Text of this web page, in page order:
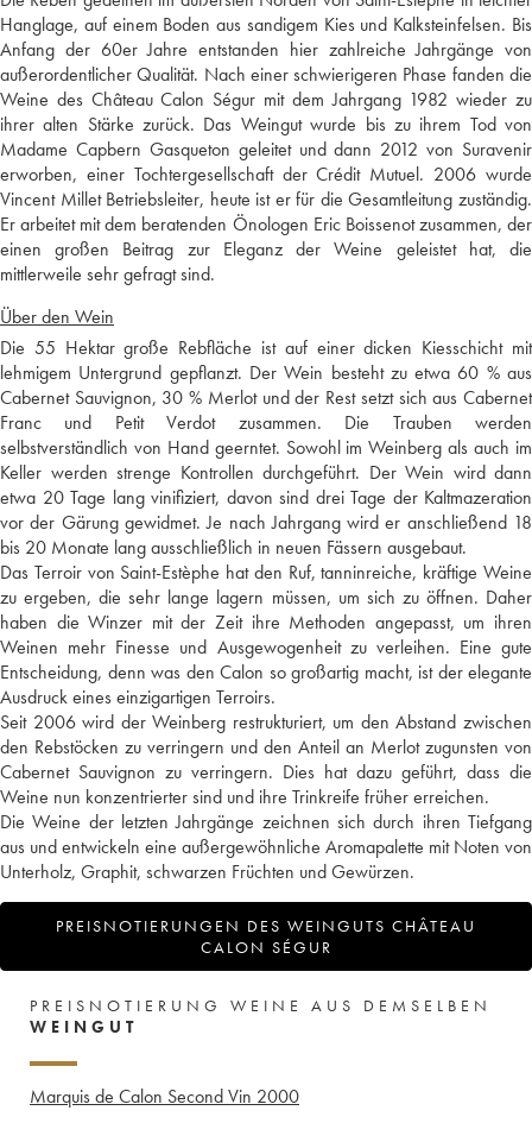
Hanglage, auf einem Boden aus sandigem Kies und Kalksteinfelsen. Bis
Anfang der 60er Jahre entstanden hier zahlreiche Jahrgänge von
außerordentlicher Qualität. Nach einer schwierigeren Phase fanden die
Weine des Château Calon Ségur mit dem Jahrgang 1982 wieder zu
ihrer alten Stärke zurück. Das Weingut wurde bis zu ihrem Tod von
Madame Capbern Gasqueton geleitet und dann 2012 von Suravenir
erworben, einer Tochtergesellschaft der Crédit Mutuel. 2006 wurde
Vincent Millet Betriebsleiter, heute ist er für die Gesamtleitung zuständig.
Er arbeitet mit dem beratenden Önologen Eric Boissenot zusammen, der
einen großen Beitrag zur Eleganz der Weine geleistet hat, die
mittlerweile sehr gefragt sind.
Über den Wein
Die 55 Hektar große Rebfläche ist auf einer dicken Kiesschicht mit
lehmigem Untergrund gepflanzt. Der Wein besteht zu etwa 60 % aus
Cabernet Sauvignon, 30 % Merlot und der Rest setzt sich aus Cabernet
Franc und Petit Verdot zusammen. Die Trauben werden
selbstverständlich von Hand geerntet. Sowohl im Weinberg als auch im
Keller werden strenge Kontrollen durchgeführt. Der Wein wird dann
etwa 20 Tage lang vinifiziert, davon sind drei Tage der Kaltmazeration
vor der Gärung gewidmet. Je nach Jahrgang wird er anschließend 18
bis 20 Monate lang ausschließlich in neuen Fässern ausgebaut.
Das Terroir von Saint-Estèphe hat den Ruf, tanninreiche, kräftige Weine
zu ergeben, die sehr lange lagern müssen, um sich zu öffnen. Daher
haben die Winzer mit der Zeit ihre Methoden angepasst, um ihren
Weinen mehr Finesse und Ausgewogenheit zu verleihen. Eine gute
Entscheidung, denn was den Calon so großartig macht, ist der elegante
Ausdruck eines einzigartigen Terroirs.
Seit 2006 wird der Weinberg restrukturiert, um den Abstand zwischen
den Rebstöcken zu verringern und den Anteil an Merlot zugunsten von
Cabernet Sauvignon zu verringern. Dies hat dazu geführt, dass die
Weine nun konzentrierter sind und ihre Trinkreife früher erreichen.
Die Weine der letzten Jahrgänge zeichnen sich durch ihren Tiefgang
aus und entwickeln eine außergewöhnliche Aromapalette mit Noten von
Unterholz, Graphit, schwarzen Früchten und Gewürzen.
PREISNOTIERUNGEN DES WEINGUTS CHÂTEAU
CALON SÉGUR
PREISNOTIERUNG WEINE AUS DEMSELBEN
WEINGUT
Marquis de Calon Second Vin 2000